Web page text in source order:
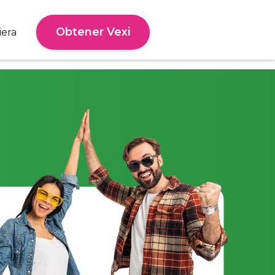
Obtener Vexi